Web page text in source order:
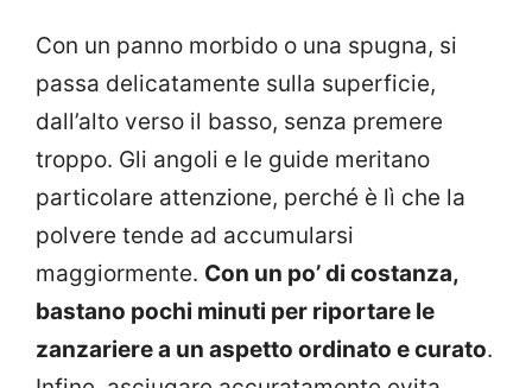
Con un panno morbido o una spugna, si
passa delicatamente sulla superficie,
dall’alto verso il basso, senza premere
troppo. Gli angoli e le guide meritano
particolare attenzione, perché è lì che la
polvere tende ad accumularsi
maggiormente. Con un po’ di costanza,
bastano pochi minuti per riportare le
zanzariere a un aspetto ordinato e curato.